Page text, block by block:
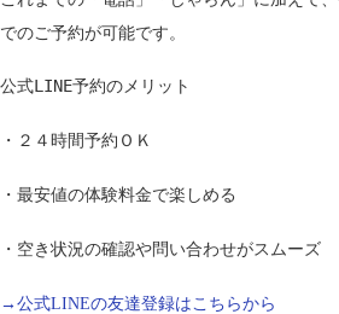
でのご予約が可能です。
公式LINE予約のメリット
・２４時間予約ＯＫ
・最安値の体験料金で楽しめる
・空き状況の確認や問い合わせがスムーズ
→公式LINEの友達登録はこちらから